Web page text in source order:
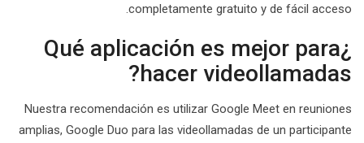
completamente gratuito y de fácil acceso.
¿Qué aplicación es mejor para
hacer videollamadas?
Nuestra recomendación es utilizar Google Meet en reuniones
amplias, Google Duo para las videollamadas de un participante